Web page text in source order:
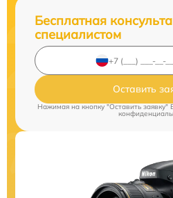
Бесплатная
специалистом
Оставить
Нажимая на кнопку "Оставить заявку"